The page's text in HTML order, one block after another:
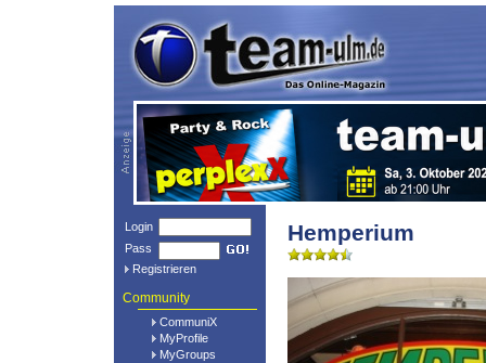
Login
Pass
Registrieren
Community
CommuniX
MyProfile
MyGroups
Hemperium